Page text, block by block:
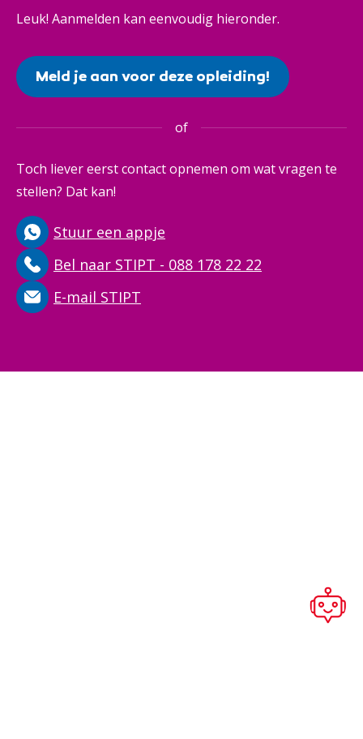
Leuk! Aanmelden kan eenvoudig hieronder.
Meld je aan voor deze opleiding!
of
Toch liever eerst contact opnemen om wat vragen te
stellen? Dat kan!
Stuur een appje
Bel naar STIPT - 088 178 22 22
E-mail STIPT